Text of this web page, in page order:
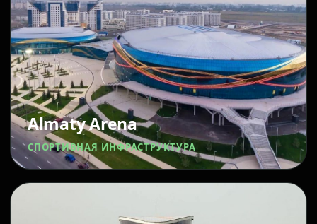
Almaty Arena
СПОРТИВНАЯ ИНФРАСТРУКТУРА